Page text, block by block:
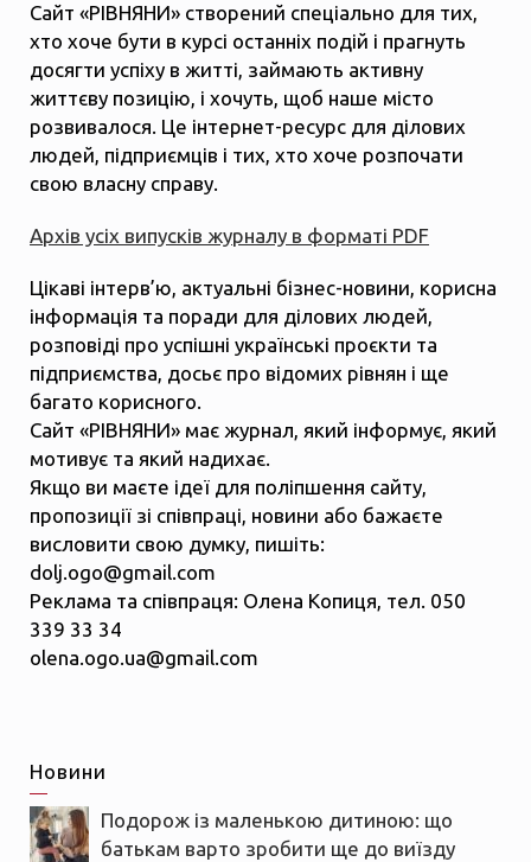
Сайт «РІВНЯНИ» створений спеціально для тих,
хто хоче бути в курсі останніх подій і прагнуть
досягти успіху в житті, займають активну
життєву позицію, і хочуть, щоб наше місто
розвивалося. Це інтернет-ресурс для ділових
людей, підприємців і тих, хто хоче розпочати
свою власну справу.
Архів усіх випусків журналу в форматі PDF
Цікаві інтерв’ю, актуальні бізнес-новини, корисна
інформація та поради для ділових людей,
розповіді про успішні українські проєкти та
підприємства, досьє про відомих рівнян і ще
багато корисного.
Сайт «РІВНЯНИ» має журнал, який інформує, який
мотивує та який надихає.
Якщо ви маєте ідеї для поліпшення сайту,
пропозиції зі співпраці, новини або бажаєте
висловити свою думку, пишіть:
dolj.ogo@gmail.com
Реклама та співпраця: Олена Копиця, тел. 050
339 33 34
olena.ogo.ua@gmail.com
Новини
Подорож із маленькою дитиною: що
батькам варто зробити ще до виїзду